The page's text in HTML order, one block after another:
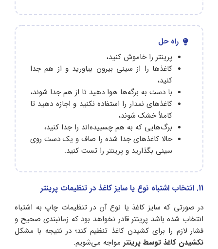
راه حل
پرینتر را خاموش کنید،
کاغذها را از سینی بیرون بیاورید و از هم جدا
کنید،
با دست به برگه‌ها هوا دهید تا از هم جدا شوند،
کاغذهای نمدار را استفاده نکنید و اجازه دهید تا
کاملاً خشک شوند،
برگ‌هایی که به هم چسبیده‌اند را جدا کنید،
حالا کاغذهای جدا شده را صاف و یک دست روی
سینی بگذارید و پرینتر را تست کنید‌.
11. انتخاب اشتباه نوع یا سایز کاغذ در تنظیمات پرینتر
در صورتی که سایز کاغذ یا نوع آن در تنظیمات چاپ به اشتباه
انتخاب شده باشد پرینتر قادر نخواهد بود که زمانبندی صحیح و
فشار لازم را برای کشیدن کاغذ تنظیم کند؛ در نتیجه با مشکل
نکشیدن کاغذ توسط پرینتر مواجه می‌شویم.